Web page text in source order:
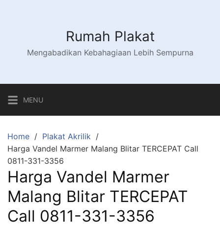
Rumah Plakat
Mengabadikan Kebahagiaan Lebih Sempurna
MENU
Home
Plakat Akrilik
Harga Vandel Marmer Malang Blitar TERCEPAT Call
0811-331-3356
Harga Vandel Marmer
Malang Blitar TERCEPAT
Call 0811-331-3356